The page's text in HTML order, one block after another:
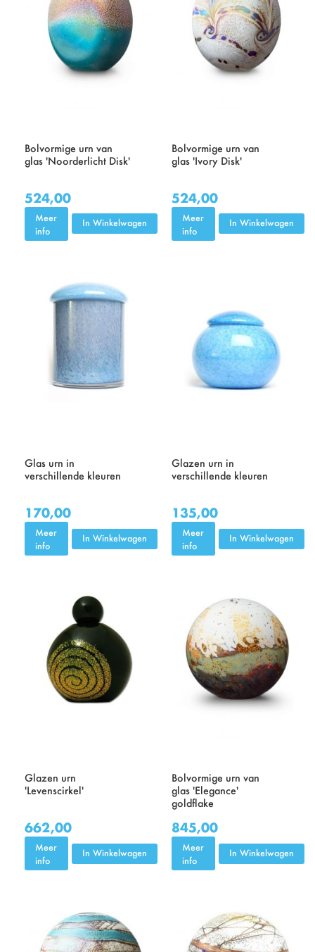
Bolvormige urn van
glas 'Noorderlicht Disk'
524,00
Meer
info
In Winkelwagen
Bolvormige urn van
glas 'Ivory Disk'
524,00
Meer
info
In Winkelwagen
Glas urn in
verschillende kleuren
170,00
Meer
info
In Winkelwagen
Glazen urn in
verschillende kleuren
135,00
Meer
info
In Winkelwagen
Glazen urn
'Levenscirkel'
662,00
Meer
info
In Winkelwagen
Bolvormige urn van
glas 'Elegance'
goldflake
845,00
Meer
info
In Winkelwagen